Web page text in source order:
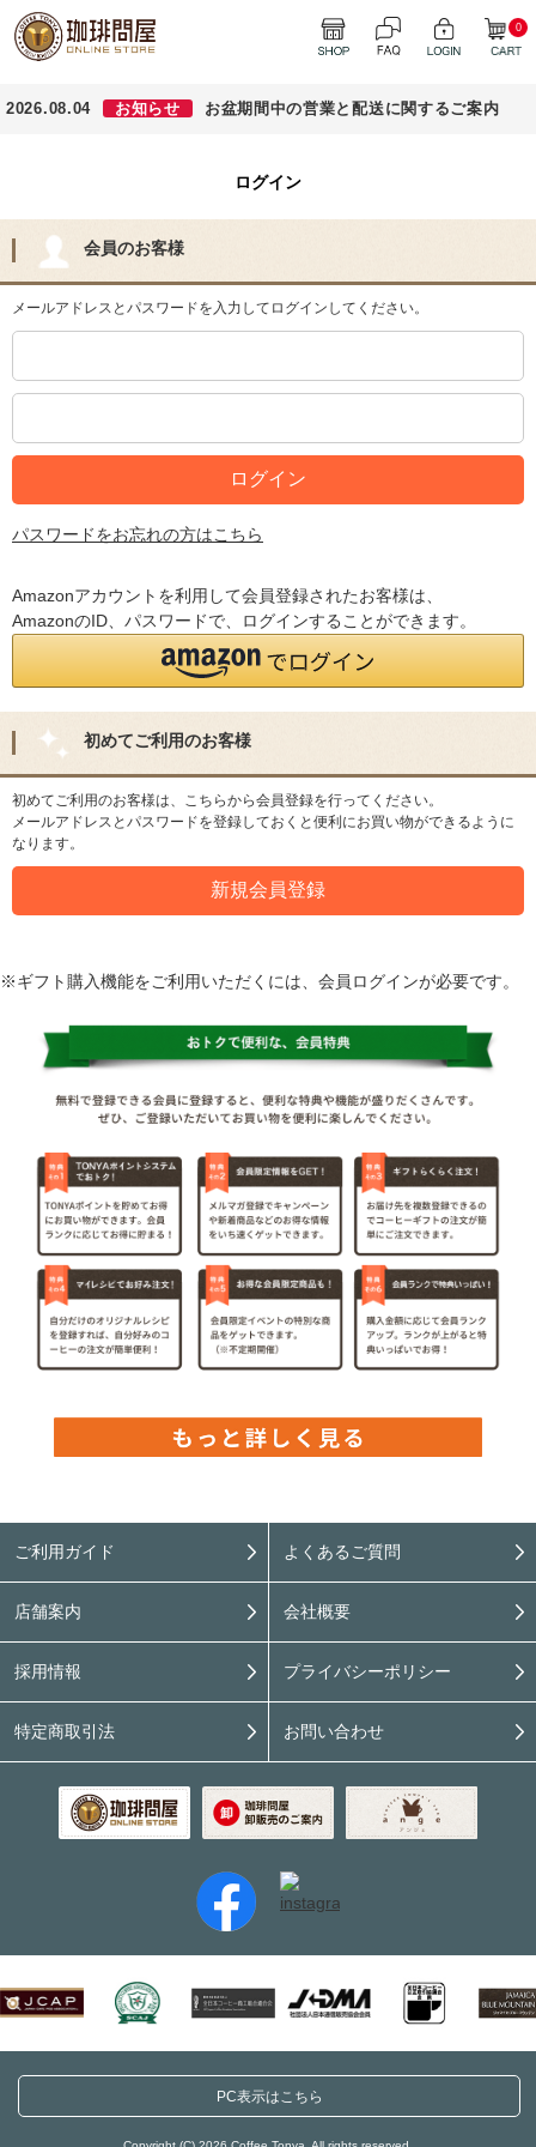
0
2026.08.04 お知らせ お盆期間中の営業と配送に関するご案内
ログイン
会員のお客様
メールアドレスとパスワードを入力してログインしてください。
パスワードをお忘れの方はこちら
Amazonアカウントを利用して会員登録されたお客様は、
AmazonのID、パスワードで、ログインすることができます。
初めてご利用のお客様
初めてご利用のお客様は、こちらから会員登録を行ってください。
メールアドレスとパスワードを登録しておくと便利にお買い物ができるように
なります。
※ギフト購入機能をご利用いただくには、会員ログインが必要です。
ご利用ガイド よくあるご質問
店舗案内 会社概要
採用情報 プライバシーポリシー
特定商取引法 お問い合わせ
PC表示はこちら